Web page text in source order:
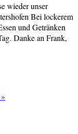
wieder unser
Bei lockerem
und Getränken
Danke an Frank,